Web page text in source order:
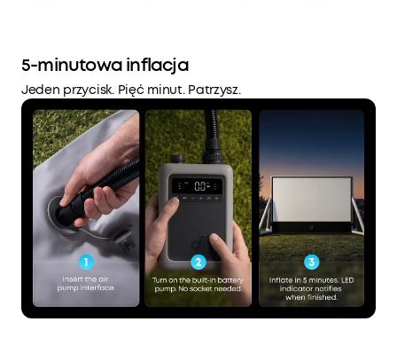
5-minutowa inflacja
Jeden przycisk. Pięć minut. Patrzysz.